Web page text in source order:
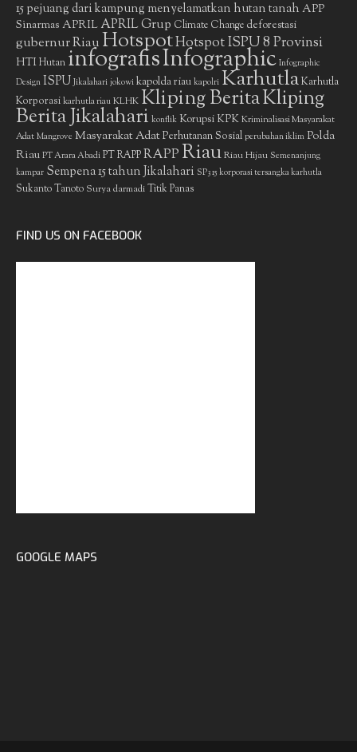
15 pejuang dari kampung menyelamatkan hutan tanah APP
Sinarmas APRIL APRIL Grup Climate Change deforestasi
gubernur RiauHotspotHotspot ISPU 8 Provinsi
HTIHutan infografisInfographic Infographic
Design ISPU Jikalahari jokowi kapolda riau kapolri KarhutlaKarhutla
Korporasikarhutla riauKLHKKliping BeritaKliping
Berita Jikalahari konflik Korupsi KPKKriminalisasi Masyarakat
Adat Mangrove Masyarakat AdatPerhutanan Sosial perubahan iklim Polda
Riau PT Arara Abadi PT RAPPRAPPRiauRiau Hijau Semenanjung
kampar Sempena 15 tahun Jikalahari SP3 15 korporasi tersangka karhutla
Sukanto Tanoto Surya darmadiTitik Panas
FIND US ON FACEBOOK
GOOGLE MAPS